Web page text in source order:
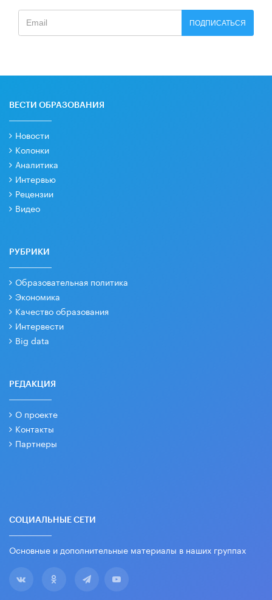
ПОДПИСАТЬСЯ
ВЕСТИ ОБРАЗОВАНИЯ
Новости
Колонки
Аналитика
Интервью
Рецензии
Видео
РУБРИКИ
Образовательная политика
Экономика
Качество образования
Интервести
Big data
РЕДАКЦИЯ
О проекте
Контакты
Партнеры
СОЦИАЛЬНЫЕ СЕТИ
Основные и дополнительные материалы в наших группах